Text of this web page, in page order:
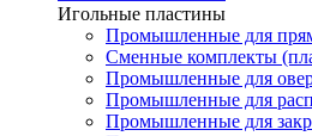
Игольные пластины
Промышленные для
Сменные комплекты
Промышленные для
Промышленные для
Промышленные для